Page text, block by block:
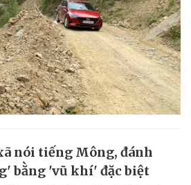
nói tiếng Mông, đánh
bằng 'vũ khí' đặc biệt